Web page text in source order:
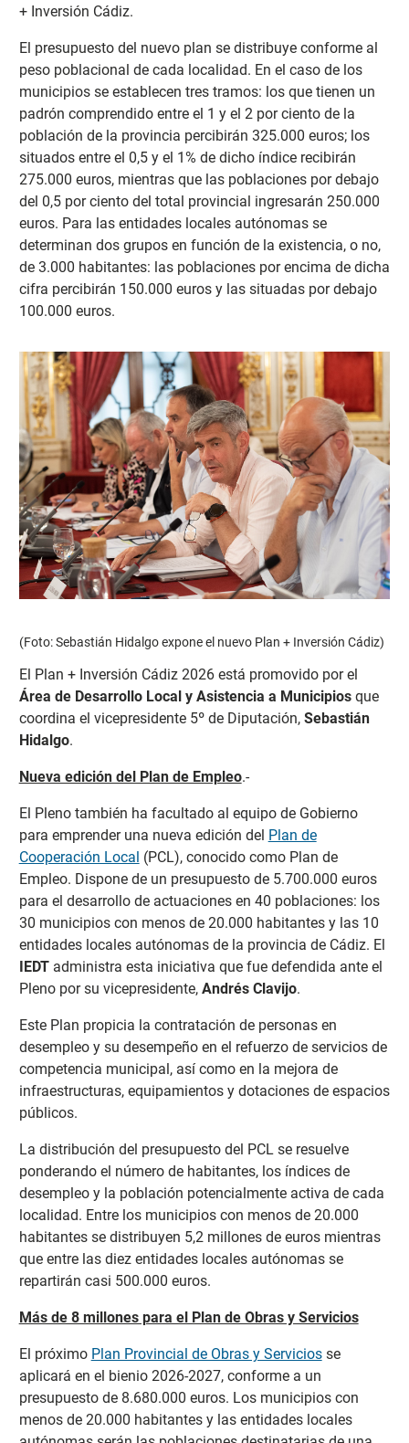
+ Inversión Cádiz.
El presupuesto del nuevo plan se distribuye conforme al
peso poblacional de cada localidad. En el caso de los
municipios se establecen tres tramos: los que tienen un
padrón comprendido entre el 1 y el 2 por ciento de la
población de la provincia percibirán 325.000 euros; los
situados entre el 0,5 y el 1% de dicho índice recibirán
275.000 euros, mientras que las poblaciones por debajo
del 0,5 por ciento del total provincial ingresarán 250.000
euros. Para las entidades locales autónomas se
determinan dos grupos en función de la existencia, o no,
de 3.000 habitantes: las poblaciones por encima de dicha
cifra percibirán 150.000 euros y las situadas por debajo
100.000 euros.
(Foto: Sebastián Hidalgo expone el nuevo Plan + Inversión Cádiz)
El Plan + Inversión Cádiz 2026 está promovido por el
Área de Desarrollo Local y Asistencia a Municipiosque
coordina el vicepresidente 5º de Diputación, Sebastián
Hidalgo.
Nueva edición del Plan de Empleo.-
El Pleno también ha facultado al equipo de Gobierno
para emprender una nueva edición del Plan de
Cooperación Local (PCL), conocido como Plan de
Empleo. Dispone de un presupuesto de 5.700.000 euros
para el desarrollo de actuaciones en 40 poblaciones: los
30 municipios con menos de 20.000 habitantes y las 10
entidades locales autónomas de la provincia de Cádiz. El
IEDT administra esta iniciativa que fue defendida ante el
Pleno por su vicepresidente, Andrés Clavijo.
Este Plan propicia la contratación de personas en
desempleo y su desempeño en el refuerzo de servicios de
competencia municipal, así como en la mejora de
infraestructuras, equipamientos y dotaciones de espacios
públicos.
La distribución del presupuesto del PCL se resuelve
ponderando el número de habitantes, los índices de
desempleo y la población potencialmente activa de cada
localidad. Entre los municipios con menos de 20.000
habitantes se distribuyen 5,2 millones de euros mientras
que entre las diez entidades locales autónomas se
repartirán casi 500.000 euros.
Más de 8 millones para el Plan de Obras y Servicios
El próximo Plan Provincial de Obras y Serviciosse
aplicará en el bienio 2026-2027, conforme a un
presupuesto de 8.680.000 euros. Los municipios con
menos de 20.000 habitantes y las entidades locales